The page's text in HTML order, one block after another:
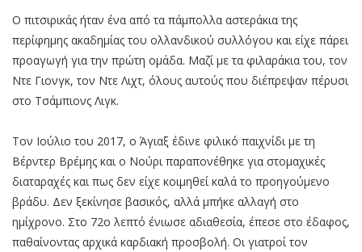
Ο πιτσιρικάς ήταν ένα από τα πάμπολλα αστεράκια της
περίφημης ακαδημίας του ολλανδικού συλλόγου και είχε πάρει
προαγωγή για την πρώτη ομάδα. Μαζί με τα φιλαράκια του, τον
Ντε Γιονγκ, τον Ντε Λιχτ, όλους αυτούς που διέπρεψαν πέρυσι
στο Τσάμπιονς Λιγκ.
Τον Ιούλιο του 2017, ο Άγιαξ έδινε φιλικό παιχνίδι με τη
Βέρντερ Βρέμης και ο Νούρι παραπονέθηκε για στομαχικές
διαταραχές και πως δεν είχε κοιμηθεί καλά το προηγούμενο
βράδυ. Δεν ξεκίνησε βασικός, αλλά μπήκε αλλαγή στο
ημίχρονο. Στο 72ο λεπτό ένιωσε αδιαθεσία, έπεσε στο έδαφος,
παθαίνοντας αρχικά καρδιακή προσβολή. Οι γιατροί τον